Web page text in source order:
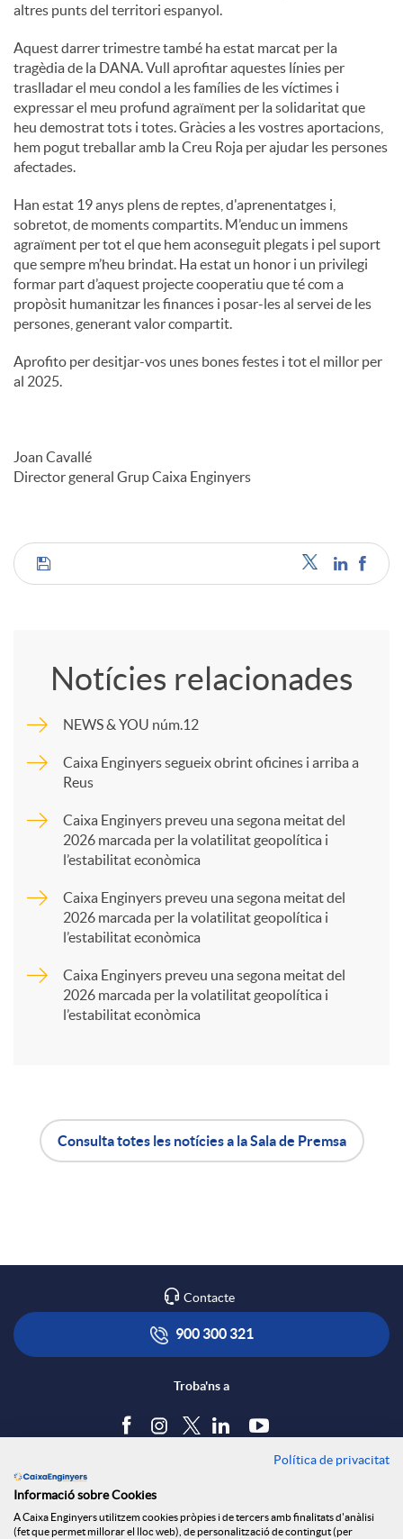
t
s
altres punts del territori espanyol.
Aquest darrer trimestre també ha estat marcat per la
tragèdia de la DANA. Vull aprofitar aquestes línies per
traslladar el meu condol a les famílies de les víctimes i
expressar el meu profund agraïment per la solidaritat que
heu demostrat tots i totes. Gràcies a les vostres aportacions,
hem pogut treballar amb la Creu Roja per ajudar les persones
afectades.
Han estat 19 anys plens de reptes, d'aprenentatges i,
sobretot, de moments compartits. M’enduc un immens
agraïment per tot el que hem aconseguit plegats i pel suport
que sempre m’heu brindat. Ha estat un honor i un privilegi
formar part d’aquest projecte cooperatiu que té com a
propòsit humanitzar les finances i posar-les al servei de les
persones, generant valor compartit.
Aprofito per desitjar-vos unes bones festes i tot el millor per
al 2025.
Joan Cavallé
Director general Grup Caixa Enginyers
C
p
a
x
S
Notícies relacionades
NEWS & YOU núm.12
Caixa Enginyers segueix obrint oficines i arriba a
Reus
Caixa Enginyers preveu una segona meitat del
2026 marcada per la volatilitat geopolítica i
l’estabilitat econòmica
Caixa Enginyers preveu una segona meitat del
2026 marcada per la volatilitat geopolítica i
l’estabilitat econòmica
Caixa Enginyers preveu una segona meitat del
2026 marcada per la volatilitat geopolítica i
l’estabilitat econòmica
i
c
ó
a
Consulta totes les notícies a la Sala de Premsa
Contacte
900 300 321
Troba'ns a
Política de cookies
Política de privacitat
Informació sobre Cookies
A Caixa Enginyers utilitzem cookies pròpies i de tercers amb finalitats d'anàlisi
(fet que permet millorar el lloc web), de personalització de contingut (per